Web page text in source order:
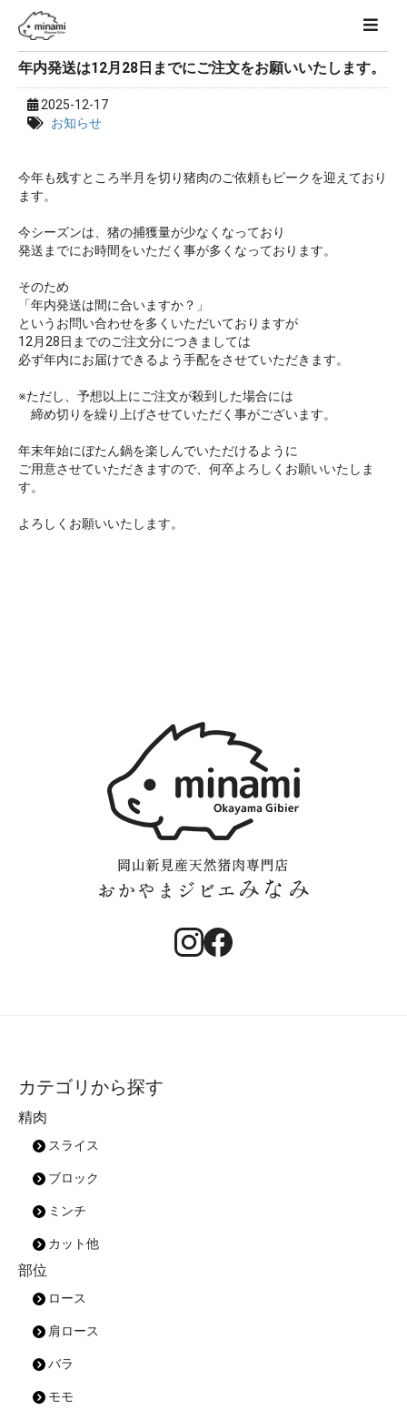
年内発送は12月28日までにご注文をお願いいたします。
2025-12-17
お知らせ
今年も残すところ半月を切り猪肉のご依頼もピークを迎えており
ます。
今シーズンは、猪の捕獲量が少なくなっており
発送までにお時間をいただく事が多くなっております。
そのため
「年内発送は間に合いますか？」
というお問い合わせを多くいただいておりますが
12月28日までのご注文分につきましては
必ず年内にお届けできるよう手配をさせていただきます。
※ただし、予想以上にご注文が殺到した場合には
締め切りを繰り上げさせていただく事がございます。
年末年始にぼたん鍋を楽しんでいただけるように
ご用意させていただきますので、何卒よろしくお願いいたしま
す。
よろしくお願いいたします。
カテゴリから探す
精肉
スライス
ブロック
ミンチ
カット他
部位
ロース
肩ロース
バラ
モモ